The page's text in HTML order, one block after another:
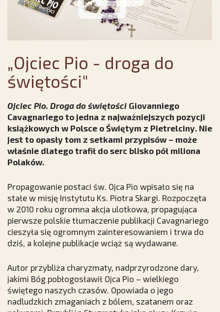
„Ojciec Pio - droga do
świętości"
Ojciec Pio. Droga do świętości Giovanniego
Cavagnariego to jedna z najważniejszych pozycji
książkowych w Polsce o Świętym z Pietrelciny. Nie
jest to opasły tom z setkami przypisów – może
właśnie dlatego trafił do serc blisko pół miliona
Polaków.
Propagowanie postaci św. Ojca Pio wpisało się na
stałe w misję Instytutu Ks. Piotra Skargi. Rozpoczęta
w 2010 roku ogromna akcja ulotkowa, propagująca
pierwsze polskie tłumaczenie publikacji Cavagnariego
cieszyła się ogromnym zainteresowaniem i trwa do
dziś, a kolejne publikacje wciąż są wydawane.
Autor przybliża charyzmaty, nadprzyrodzone dary,
jakimi Bóg pobłogosławił Ojca Pio – wielkiego
świętego naszych czasów. Opowiada o jego
nadludzkich zmaganiach z bólem, szatanem oraz